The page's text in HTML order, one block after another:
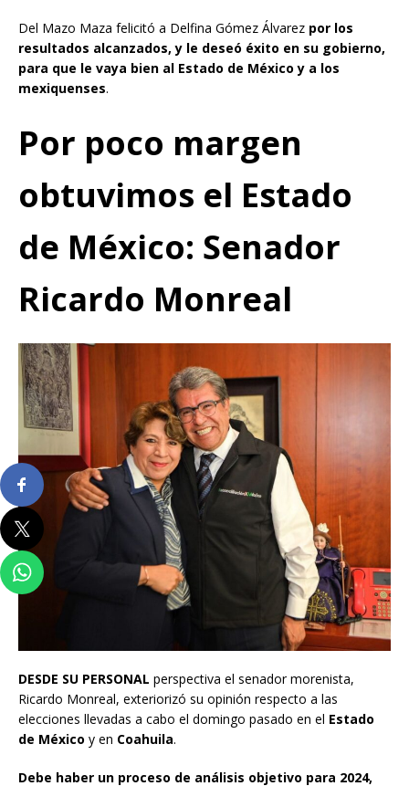
Del Mazo Maza felicitó a Delfina Gómez Álvarez por los
resultados alcanzados, y le deseó éxito en su gobierno,
para que le vaya bien al Estado de México y a los
mexiquenses.
Por poco margen
obtuvimos el Estado
de México: Senador
Ricardo Monreal
DESDE SU PERSONAL perspectiva el senador morenista,
Ricardo Monreal, exteriorizó su opinión respecto a las
elecciones llevadas a cabo el domingo pasado en el Estado
de México y en Coahuila.
Debe haber un proceso de análisis objetivo para 2024,